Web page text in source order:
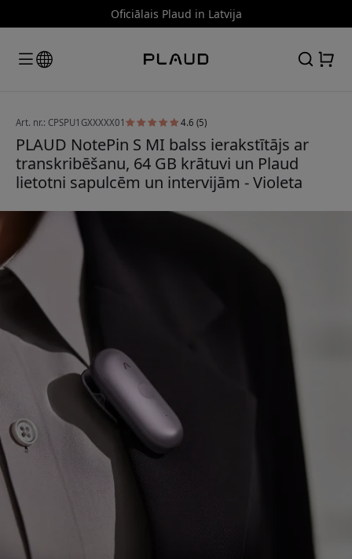
Oficiālais Plaud in Latvija
Art. nr.: CPSPU1GXXXXX01 4.6 (5)
PLAUD NotePin S MI balss ierakstītājs ar
transkribēšanu, 64 GB krātuvi un Plaud
lietotni sapulcēm un intervijām - Violeta